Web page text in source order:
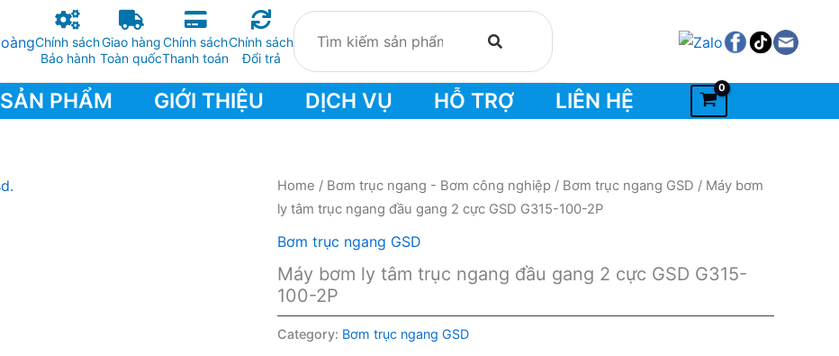
Chính sách
Bảo hành
Giao hàng
Toàn quốc
Chính sách
Thanh toán
Chính sách
Đổi trả
SẢN PHẨM GIỚI THIỆU DỊCH VỤ HỖ TRỢ LIÊN HỆ
Home / Bơm trục ngang - Bơm công nghiệp / Bơm trục ngang GSD / Máy bơm
ly tâm trục ngang đầu gang 2 cực GSD G315-100-2P
Bơm trục ngang GSD
Máy bơm ly tâm trục ngang đầu gang 2 cực GSD G315-
100-2P
Category: Bơm trục ngang GSD